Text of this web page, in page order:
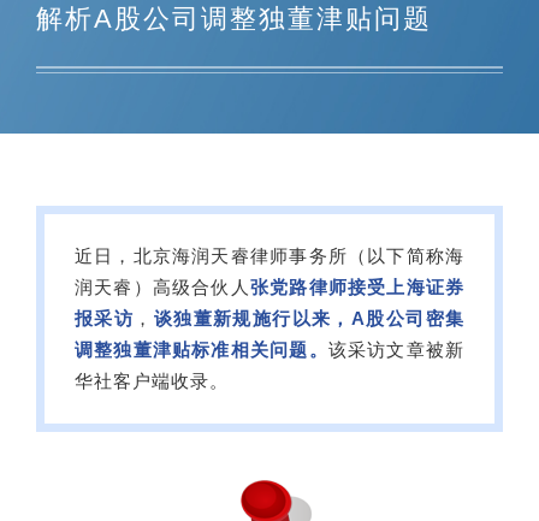
解析A股公司调整独董津贴问题
近日，北京海润天睿律师事务所（以下简称海
润天睿）高级合伙人 张党路律师接受上海证券
报采访 ， 谈独董新规施行以来，A股公司密集
调整独董津贴标准相关问题。 该采访文章被新
华社客户端收录。